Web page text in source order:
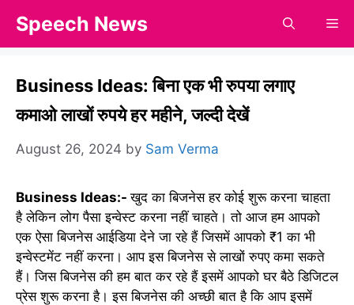
content
Speech News
Business Ideas: बिना एक भी रुपया लगाए
कमाओ लाखों रुपये हर महीने, जल्दी देखें
August 26, 2024 by Sam Verma
Business Ideas:-खुद का बिजनेस हर कोई शुरू करना चाहता
है लेकिन लोग पैसा इन्वेस्ट करना नहीं चाहते। तो आज हम आपको
एक ऐसा बिजनेस आईडिया देने जा रहे हैं जिसमें आपको ₹1 का भी
इन्वेस्टमेंट नहीं करना। आप इस बिजनेस से लाखों रुपए कमा सकते
हैं। जिस बिजनेस की हम बात कर रहे हैं इसमें आपको घर बैठे डिजिटल
प्रेस शुरू करना है। इस बिजनेस की अच्छी बात है कि आप इसमें